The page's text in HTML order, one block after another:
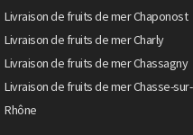
Livraison de fruits de mer Chaponost
Livraison de fruits de mer Charly
Livraison de fruits de mer Chassagny
Livraison de fruits de mer Chasse-sur-
Rhône